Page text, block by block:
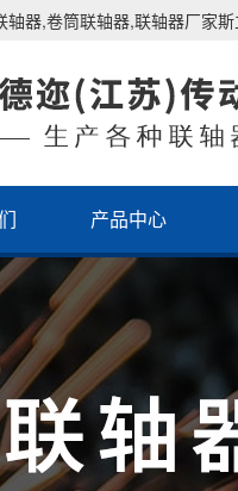
器,卷筒联轴器,联轴器厂家
产品中心